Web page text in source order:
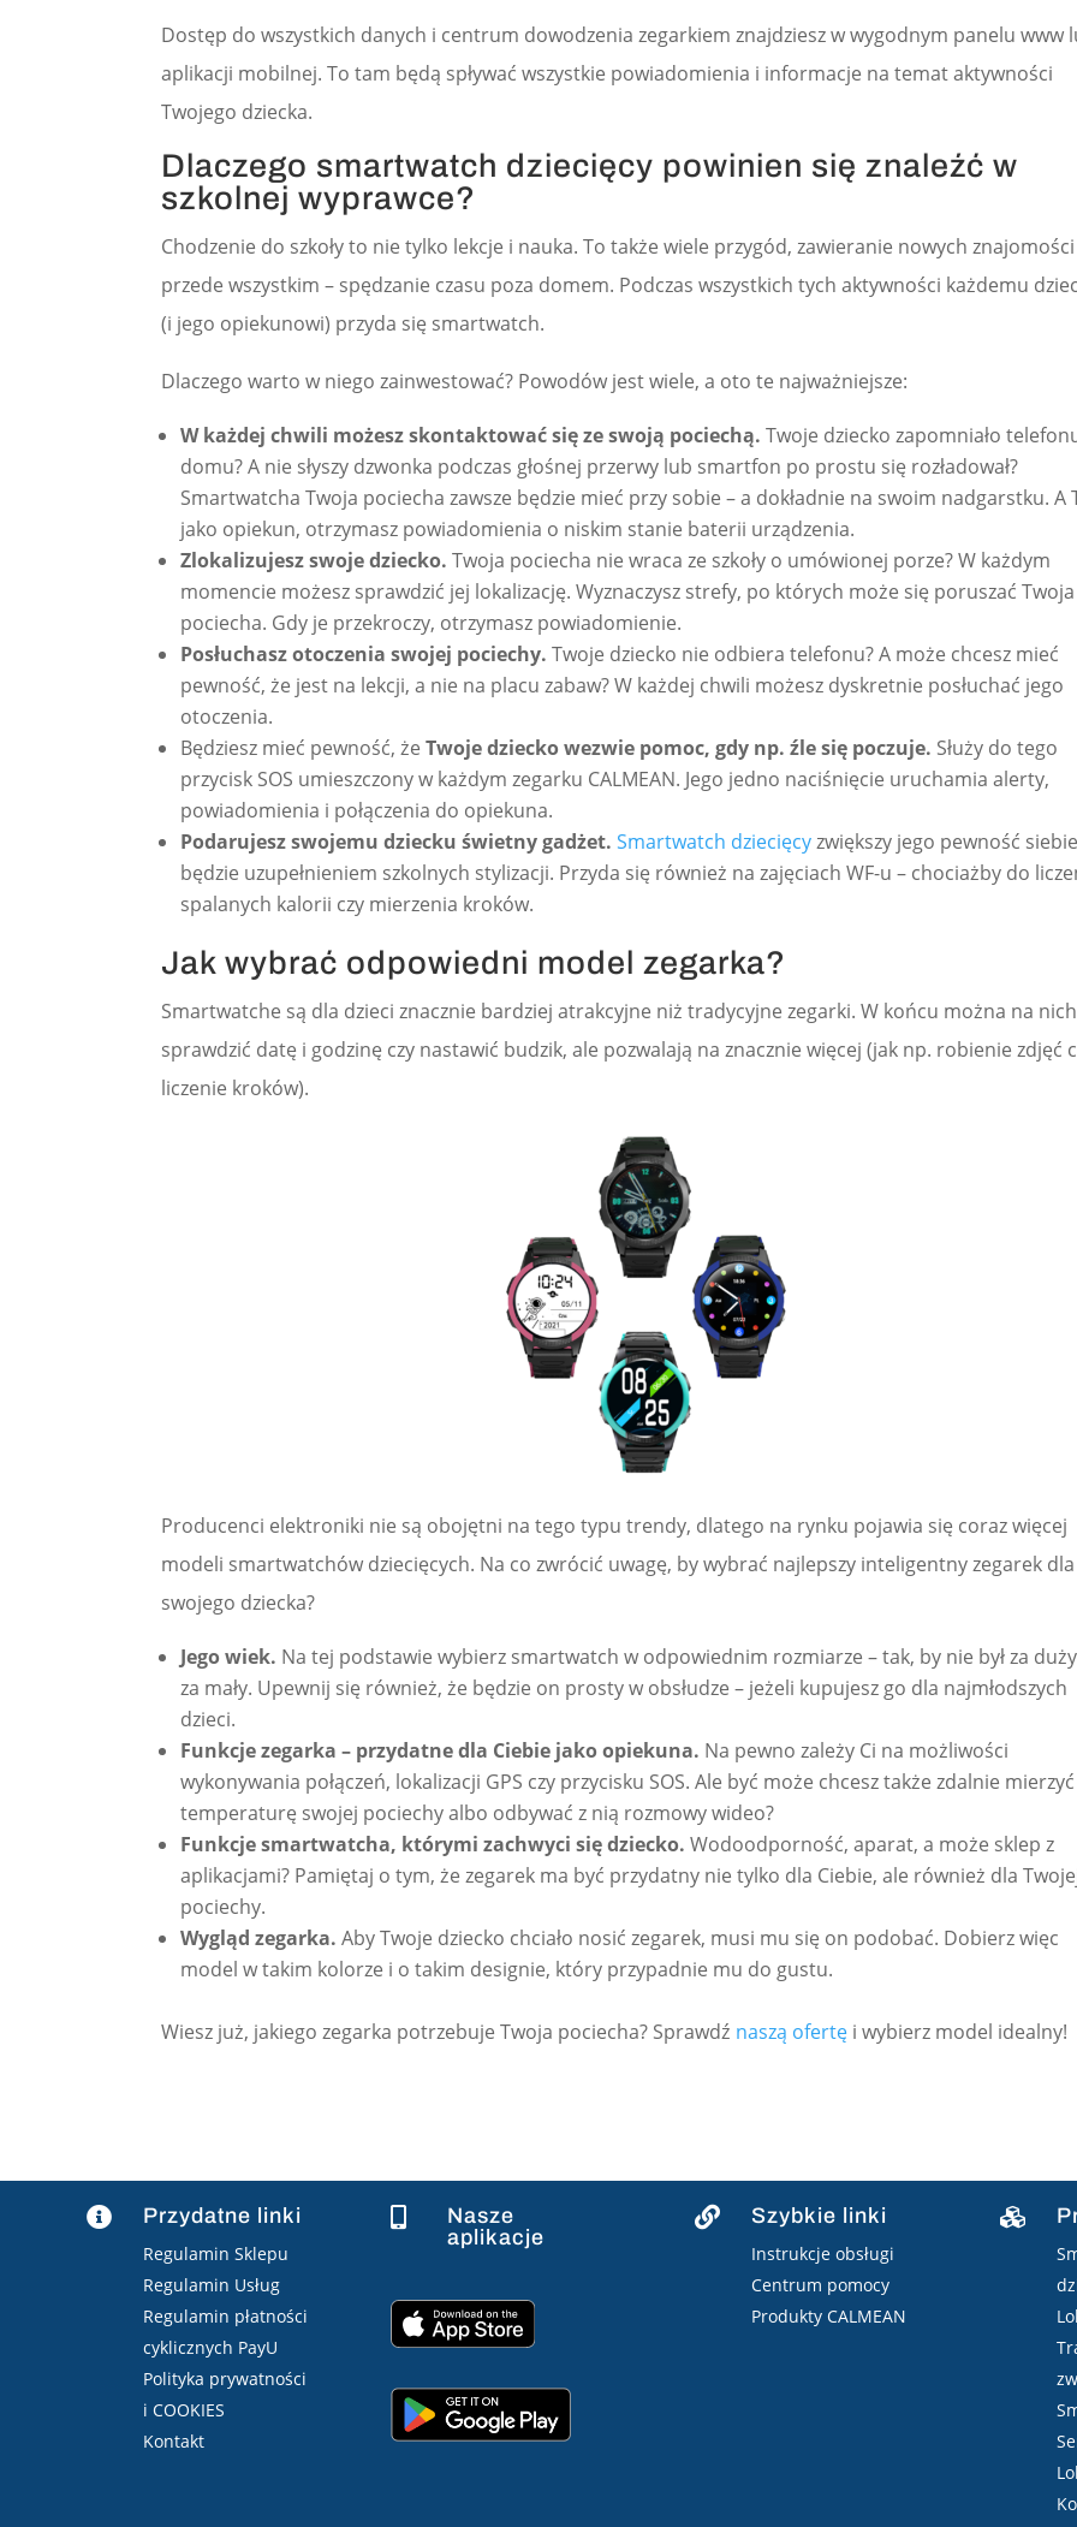
Dostęp do wszystkich danych i centrum dowodzenia zegarkiem znajdziesz w wygodnym panelu www
aplikacji mobilnej. To tam będą spływać wszystkie powiadomienia i informacje na temat aktywności
Twojego dziecka.
Dlaczego smartwatch dziecięcy powinien się znaleźć w
szkolnej wyprawce?
Chodzenie do szkoły to nie tylko lekcje i nauka. To także wiele przygód, zawieranie nowych
przede wszystkim – spędzanie czasu poza domem. Podczas wszystkich tych aktywności każdemu
(i jego opiekunowi) przyda się smartwatch.
Dlaczego warto w niego zainwestować? Powodów jest wiele, a oto te najważniejsze:
W każdej chwili możesz skontaktować się ze swoją pociechą.Twoje dziecko zapomniało
domu? A nie słyszy dzwonka podczas głośnej przerwy lub smartfon po prostu się rozładował?
Smartwatcha Twoja pociecha zawsze będzie mieć przy sobie – a dokładnie na swoim nadgarstku. A
jako opiekun, otrzymasz powiadomienia o niskim stanie baterii urządzenia.
Zlokalizujesz swoje dziecko. Twoja pociecha nie wraca ze szkoły o umówionej porze? W każdym
momencie możesz sprawdzić jej lokalizację. Wyznaczysz strefy, po których może się poruszać Twoja
pociecha. Gdy je przekroczy, otrzymasz powiadomienie.
Posłuchasz otoczenia swojej pociechy.Twoje dziecko nie odbiera telefonu? A może chcesz mieć
pewność, że jest na lekcji, a nie na placu zabaw? W każdej chwili możesz dyskretnie posłuchać jego
otoczenia.
Będziesz mieć pewność, żeTwoje dziecko wezwie pomoc, gdy np. źle się poczuje. Służy do tego
przycisk SOS umieszczony w każdym zegarku CALMEAN. Jego jedno naciśnięcie uruchamia alerty,
powiadomienia i połączenia do opiekuna.
Podarujesz swojemu dziecku świetny gadżet.Smartwatch dziecięcyzwiększy jego pewność
będzie uzupełnieniem szkolnych stylizacji. Przyda się również na zajęciach WF-u – chociażby do
spalanych kalorii czy mierzenia kroków.
Jak wybrać odpowiedni model zegarka?
Smartwatche są dla dzieci znacznie bardziej atrakcyjne niż tradycyjne zegarki. W końcu można na nich
sprawdzić datę i godzinę czy nastawić budzik, ale pozwalają na znacznie więcej (jak np. robienie zdjęć
liczenie kroków).
Producenci elektroniki nie są obojętni na tego typu trendy, dlatego na rynku pojawia się coraz więcej
modeli smartwatchów dziecięcych. Na co zwrócić uwagę, by wybrać najlepszy inteligentny zegarek dla
swojego dziecka?
Jego wiek. Na tej podstawie wybierz smartwatch w odpowiednim rozmiarze – tak, by nie był za
za mały. Upewnij się również, że będzie on prosty w obsłudze – jeżeli kupujesz go dla najmłodszych
dzieci.
Funkcje zegarka – przydatne dla Ciebie jako opiekuna. Na pewno zależy Ci na możliwości
wykonywania połączeń, lokalizacji GPS czy przycisku SOS. Ale być może chcesz także zdalnie mierzyć
temperaturę swojej pociechy albo odbywać z nią rozmowy wideo?
Funkcje smartwatcha, którymi zachwyci się dziecko. Wodoodporność, aparat, a może sklep z
aplikacjami? Pamiętaj o tym, że zegarek ma być przydatny nie tylko dla Ciebie, ale również dla
pociechy.
Wygląd zegarka.Aby Twoje dziecko chciało nosić zegarek, musi mu się on podobać. Dobierz więc
model w takim kolorze i o takim designie, który przypadnie mu do gustu.
Wiesz już, jakiego zegarka potrzebuje Twoja pociecha? Sprawdź naszą ofertę i wybierz model idealny!
 Przydatne linki
Regulamin Sklepu
Regulamin Usług
Regulamin płatności
cyklicznych PayU
Polityka prywatności
i COOKIES
Kontakt

Nasze
aplikacje
 Szybkie linki
Instrukcje obsługi
Centrum pomocy
Produkty CALMEAN
